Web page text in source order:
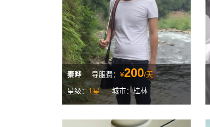
秦晔 导服费： ¥200/天
星级： 1星 城市：桂林